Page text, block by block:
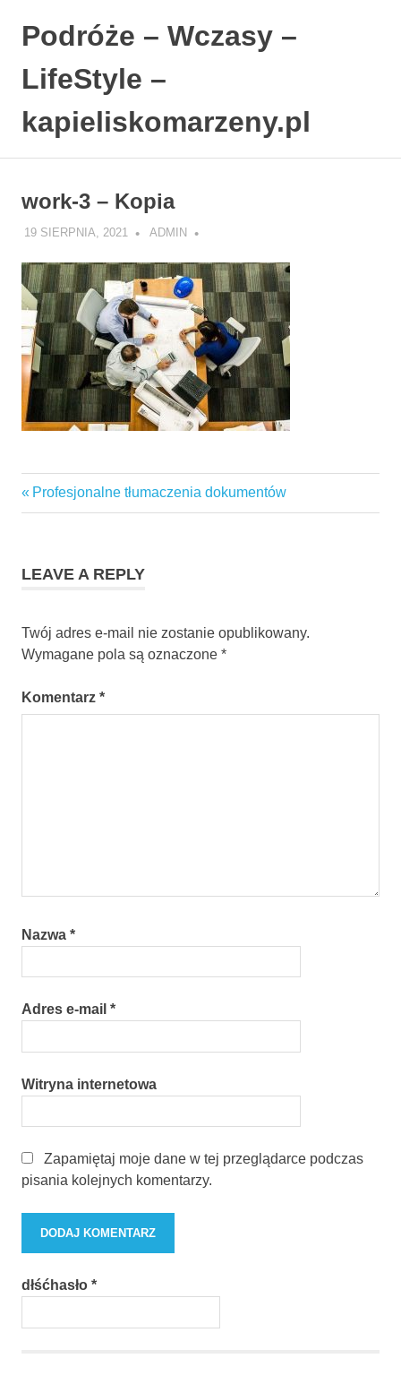
content
Podróże – Wczasy –
LifeStyle –
kapieliskomarzeny.pl
work-3 – Kopia
19 SIERPNIA, 2021 ADMIN
Nawigacja
Previous
Post:
Profesjonalne tłumaczenia dokumentów
LEAVE A REPLY
Twój adres e-mail nie zostanie opublikowany.
Wymagane pola są oznaczone *
Komentarz *
Nazwa *
Adres e-mail *
Witryna internetowa
Zapamiętaj moje dane w tej przeglądarce podczas
pisania kolejnych komentarzy.
dłśćhasło *